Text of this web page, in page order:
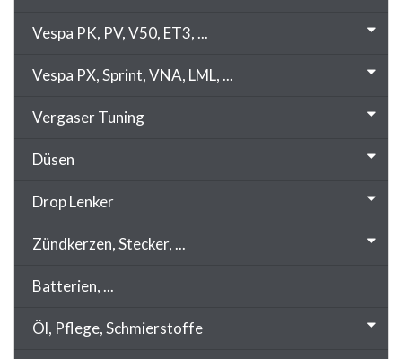
Vespa PK, PV, V50, ET3, ...
Vespa PX, Sprint, VNA, LML, ...
Vergaser Tuning
Düsen
Drop Lenker
Zündkerzen, Stecker, ...
Batterien, ...
Öl, Pflege, Schmierstoffe